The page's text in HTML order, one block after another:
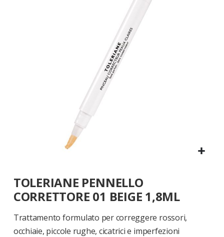
all'inizio
della
galleria
di
immagini
TOLERIANE PENNELLO
CORRETTORE 01 BEIGE 1,8ML
Trattamento formulato per correggere rossori,
occhiaie, piccole rughe, cicatrici e imperfezioni